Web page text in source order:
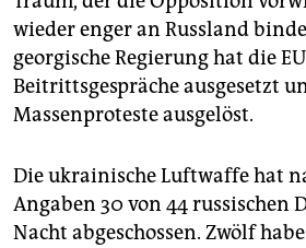
wieder enger an Russland
georgische Regierung hat die
Beitrittsgespräche ausgesetzt
Massenproteste ausgelöst.
Die ukrainische Luftwaffe hat
Angaben 30 von 44 russischen
Nacht abgeschossen. Zwölf